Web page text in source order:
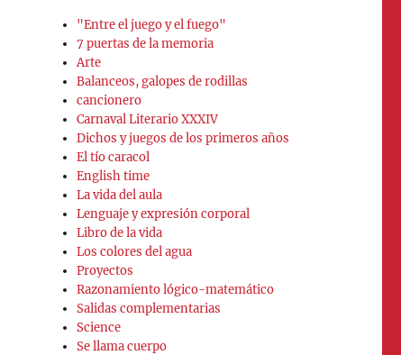
"Entre el juego y el fuego"
7 puertas de la memoria
Arte
Balanceos, galopes de rodillas
cancionero
Carnaval Literario XXXIV
Dichos y juegos de los primeros años
El tío caracol
English time
La vida del aula
Lenguaje y expresión corporal
Libro de la vida
Los colores del agua
Proyectos
Razonamiento lógico-matemático
Salidas complementarias
Science
Se llama cuerpo